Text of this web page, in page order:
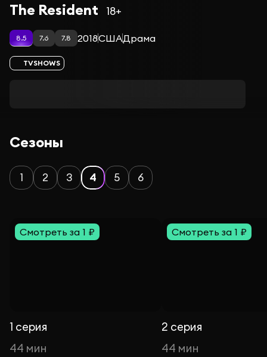
The Resident
18+
8.5 7.6 7.8 2018СШАДрама
TVSHOWS
Сезоны
1 2 3 4 5 6
Смотреть за 1 ₽
1 серия
44 мин
Смотреть за 1 ₽
2 серия
44 мин